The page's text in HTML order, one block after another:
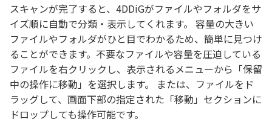
スキャンが完了すると、4DDiGがファイルやフォルダをサ
イズ順に自動で分類・表示してくれます。 容量の大きい
ファイルやフォルダがひと目でわかるため、簡単に見つけ
ることができます。不要なファイルや容量を圧迫している
ファイルを右クリックし、表示されるメニューから「保留
中の操作に移動」を選択します。 または、ファイルをド
ラッグして、画面下部の指定された「移動」セクションに
ドロップしても操作可能です。